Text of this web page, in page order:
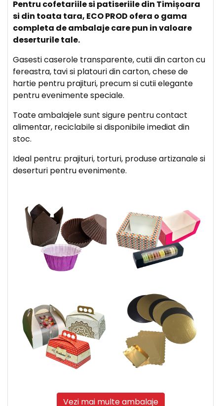
Pentru cofetariile si patiseriile din Timișoara
si din toata tara, ECO PROD ofera o gama
completa de ambalaje care pun in valoare
deserturile tale.
Gasesti caserole transparente, cutii din carton cu
fereastra, tavi si platouri din carton, chese de
hartie pentru prajituri, precum si cutii elegante
pentru evenimente speciale.
Toate ambalajele sunt sigure pentru contact
alimentar, reciclabile si disponibile imediat din
stoc.
Ideal pentru: prajituri, torturi, produse artizanale si
deserturi pentru evenimente.
Vezi mai multe ambalaje